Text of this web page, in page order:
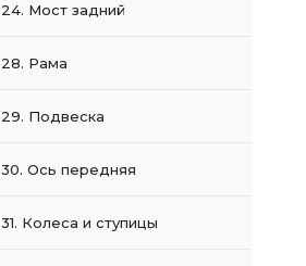
24. Мост задний
28. Рама
29. Подвеска
30. Ось передняя
31. Колеса и ступицы